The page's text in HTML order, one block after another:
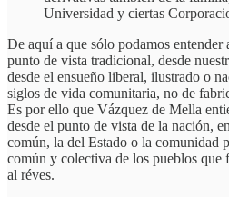
Universidad y ciertas
De aquí a que sólo podamos entender
punto de vista tradicional, desde
desde el ensueño liberal, ilustrado o
siglos de vida comunitaria, no de
Es por ello que Vázquez de Mella
desde el punto de vista de la nación,
común, la del Estado o la comunidad
común y colectiva de los pueblos que
al réves.